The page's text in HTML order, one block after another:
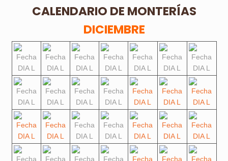
CALENDARIO DE MONTERÍAS
DICIEMBRE